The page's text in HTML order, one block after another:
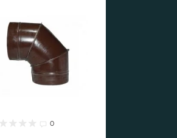
0